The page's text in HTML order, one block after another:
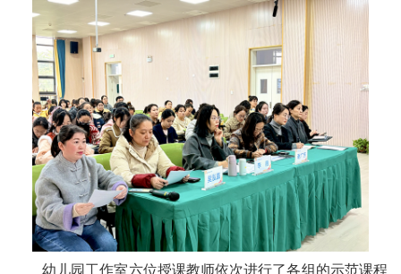
幼儿园工作室六位授课教师依次进行了各组的示范课程